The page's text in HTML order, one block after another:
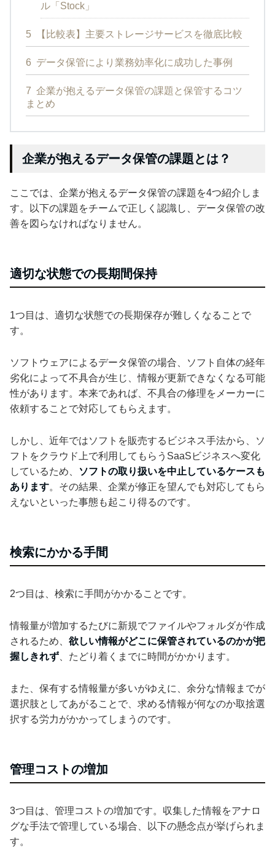
ル「Stock」
5 【比較表】主要ストレージサービスを徹底比較
6 データ保管により業務効率化に成功した事例
7 企業が抱えるデータ保管の課題と保管するコツ
まとめ
企業が抱えるデータ保管の課題とは？
ここでは、企業が抱えるデータ保管の課題を4つ紹介しま
す。以下の課題をチームで正しく認識し、データ保管の改
善を図らなければなりません。
適切な状態での長期間保持
1つ目は、適切な状態での長期保存が難しくなることで
す。
ソフトウェアによるデータ保管の場合、ソフト自体の経年
劣化によって不具合が生じ、情報が更新できなくなる可能
性があります。本来であれば、不具合の修理をメーカーに
依頼することで対応してもらえます。
しかし、近年ではソフトを販売するビジネス手法から、ソ
フトをクラウド上で利用してもらうSaaSビジネスへ変化
しているため、
ソフトの取り扱いを中止しているケースも
あります。その結果、企業が修正を望んでも対応してもら
えないといった事態も起こり得るのです。
検索にかかる手間
2つ目は、検索に手間がかかることです。
情報量が増加するたびに新規でファイルやフォルダが作成
されるため、 欲しい情報がどこに保管されているのかが把
握しきれず、たどり着くまでに時間がかかります。
また、保有する情報量が多いがゆえに、余分な情報までが
選択肢としてあがることで、求める情報が何なのか取捨選
択する労力がかかってしまうのです。
管理コストの増加
3つ目は、管理コストの増加です。収集した情報をアナロ
グな手法で管理している場合、以下の懸念点が挙げられま
す。